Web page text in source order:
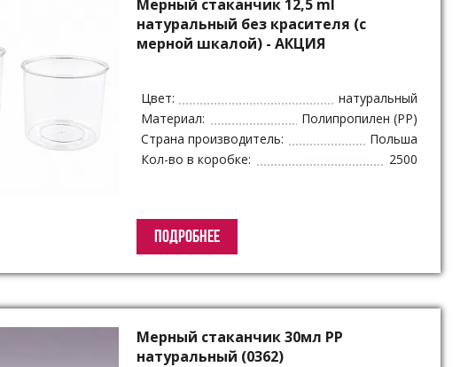
Мерный стаканчик 12,5 ml
натуральный без красителя (с
мерной шкалой) - АКЦИЯ
Цвет:
натуральный
Материал:
Полипропилен (PP)
Страна производитель:
Польша
Кол-во в коробке:
2500
ПОДРОБНЕЕ
Мерный стаканчик 30мл РР
натуральный (0362)